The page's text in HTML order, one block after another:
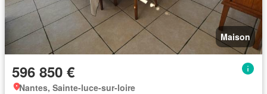
Maison
596 850 €
Nantes, Sainte-luce-sur-loire